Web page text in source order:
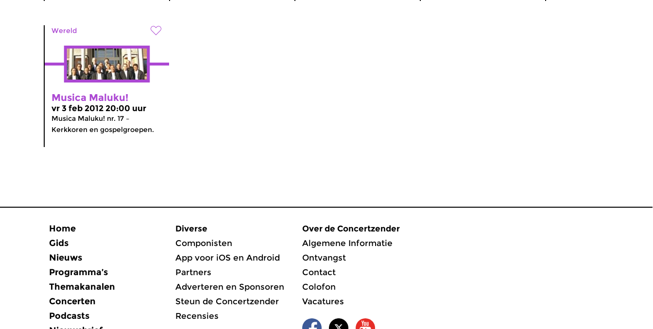
Wereld
Musica Maluku!
vr 3 feb 2012 20:00 uur
Musica Maluku! nr. 17 –
Kerkkoren en gospelgroepen.
Home
Gids
Nieuws
Programma’s
Themakanalen
Concerten
Podcasts
Diverse
Componisten
App voor iOS en Android
Partners
Adverteren en Sponsoren
Steun de Concertzender
Recensies
Over de Concertzender
Algemene Informatie
Ontvangst
Contact
Colofon
Vacatures